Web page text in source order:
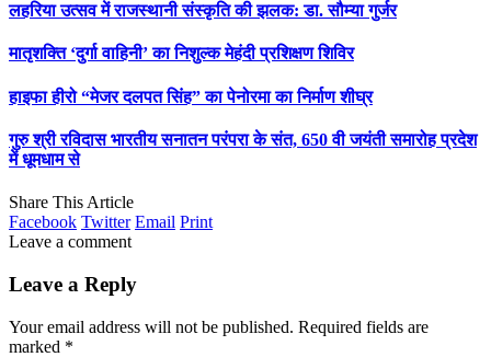
लहरिया उत्सव में राजस्थानी संस्कृति की झलक: डा. सौम्या गुर्जर
मातृशक्ति ‘दुर्गा वाहिनी’ का निशुल्क मेहंदी प्रशिक्षण शिविर
हाइफा हीरो “मेजर दलपत सिंह” का पेनोरमा का निर्माण शीघ्र
गुरु श्री रविदास भारतीय सनातन परंपरा के संत, 650 वी जयंती समारोह प्रदेश
में धूमधाम से
Share This Article
Facebook Twitter Email Print
Leave a comment
Leave a Reply
Your email address will not be published. Required fields are
marked *